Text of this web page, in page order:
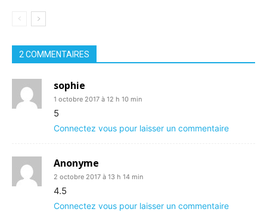
2 COMMENTAIRES
sophie
1 octobre 2017 à 12 h 10 min
5
Connectez vous pour laisser un commentaire
Anonyme
2 octobre 2017 à 13 h 14 min
4.5
Connectez vous pour laisser un commentaire